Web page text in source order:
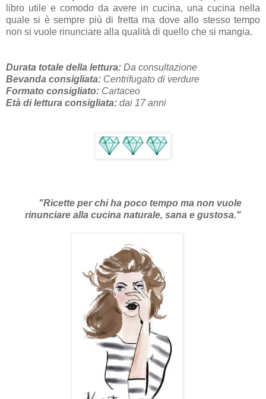
libro utile e comodo da avere in cucina, una cucina nella
quale si è sempre più di fretta ma dove allo stesso tempo
non si vuole rinunciare alla qualità di quello che si mangia.
Durata totale della lettura: Da consultazione
Bevanda consigliata: Centrifugato di verdure
Formato consigliato: Cartaceo
Età di lettura consigliata: dai 17 anni
"Ricette per chi ha poco tempo ma non vuole
rinunciare alla cucina naturale, sana e gustosa."